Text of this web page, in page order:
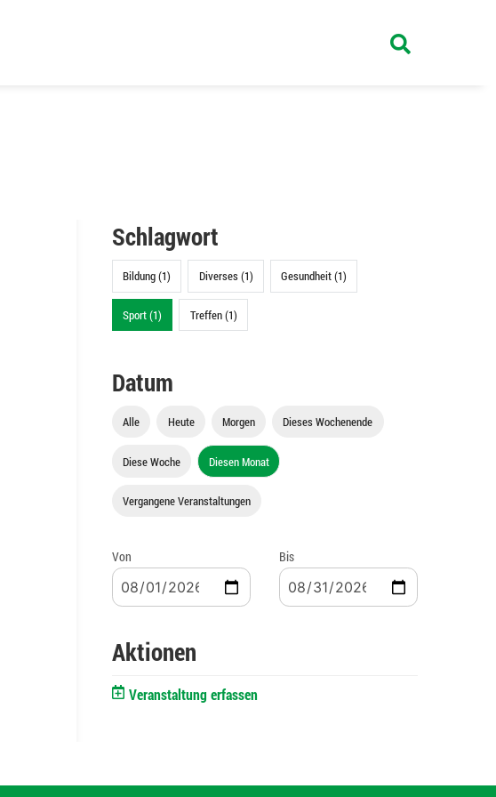
Schlagwort
Bildung (1) Diverses (1) Gesundheit (1)
Sport (1) Treffen (1)
Datum
Alle Heute Morgen Dieses Wochenende
Diese Woche Diesen Monat
Vergangene Veranstaltungen
Von Bis
Aktionen
Veranstaltung erfassen